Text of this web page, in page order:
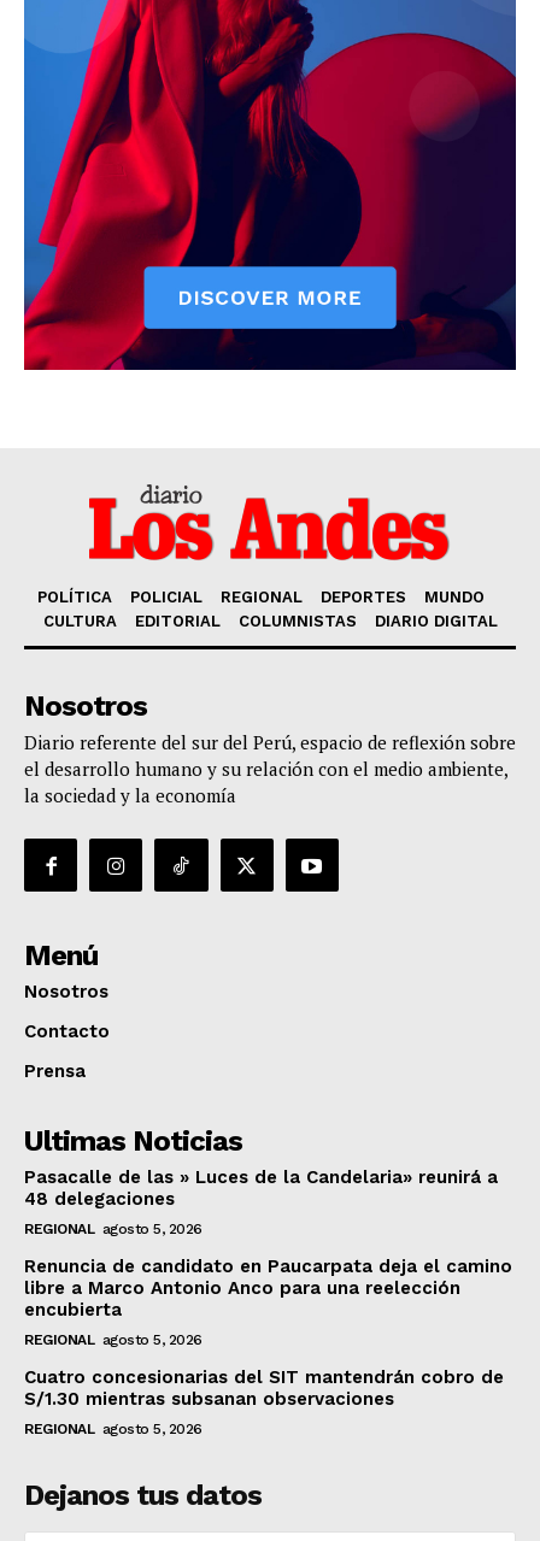
POLÍTICA POLICIAL REGIONAL DEPORTES
MUNDO
CULTURA
EDITORIAL COLUMNISTAS DIARIO DIGITAL
Nosotros
Diario referente del sur del Perú, espacio de reflexión sobre
el desarrollo humano y su relación con el medio ambiente,
la sociedad y la economía
Menú
Nosotros
Contacto
Prensa
Ultimas Noticias
Pasacalle de las » Luces de la Candelaria» reunirá a
48 delegaciones
REGIONAL agosto 5, 2026
Renuncia de candidato en Paucarpata deja el camino
libre a Marco Antonio Anco para una reelección
encubierta
REGIONAL agosto 5, 2026
Cuatro concesionarias del SIT mantendrán cobro de
S/1.30 mientras subsanan observaciones
REGIONAL agosto 5, 2026
Dejanos tus datos